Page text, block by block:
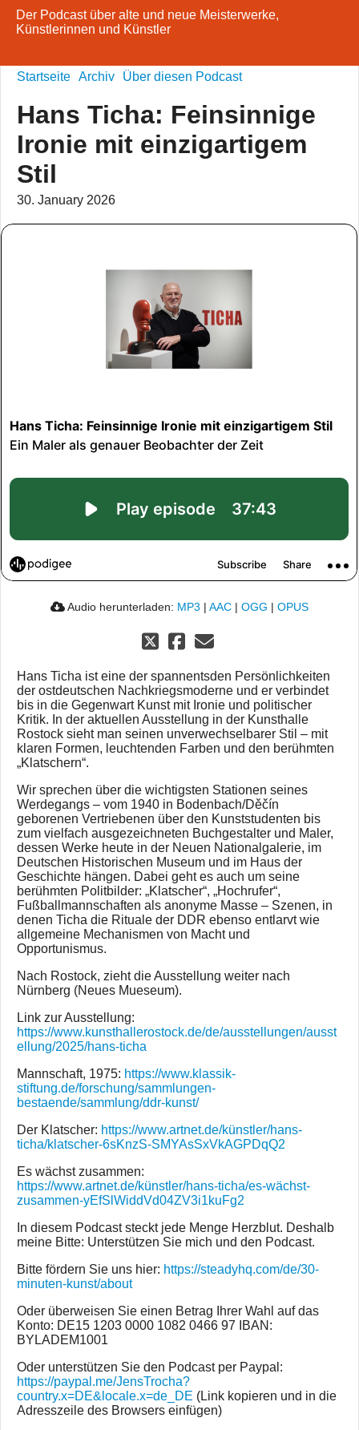
Der Podcast über alte und neue Meisterwerke,
Künstlerinnen und Künstler
Startseite Archiv Über diesen Podcast
Hans Ticha: Feinsinnige
Ironie mit einzigartigem
Stil
30. January 2026
Audio herunterladen: MP3 | AAC | OGG | OPUS
Hans Ticha ist eine der spannentsden Persönlichkeiten
der ostdeutschen Nachkriegsmoderne und er verbindet
bis in die Gegenwart Kunst mit Ironie und politischer
Kritik. In der aktuellen Ausstellung in der Kunsthalle
Rostock sieht man seinen unverwechselbarer Stil – mit
klaren Formen, leuchtenden Farben und den berühmten
„Klatschern“.
Wir sprechen über die wichtigsten Stationen seines
Werdegangs – vom 1940 in Bodenbach/Děčín
geborenen Vertriebenen über den Kunststudenten bis
zum vielfach ausgezeichneten Buchgestalter und Maler,
dessen Werke heute in der Neuen Nationalgalerie, im
Deutschen Historischen Museum und im Haus der
Geschichte hängen. Dabei geht es auch um seine
berühmten Politbilder: „Klatscher“, „Hochrufer“,
Fußballmannschaften als anonyme Masse – Szenen, in
denen Ticha die Rituale der DDR ebenso entlarvt wie
allgemeine Mechanismen von Macht und
Opportunismus.
Nach Rostock, zieht die Ausstellung weiter nach
Nürnberg (Neues Mueseum).
Link zur Ausstellung:
https://www.kunsthallerostock.de/de/ausstellungen/ausst
ellung/2025/hans-ticha
Mannschaft, 1975: https://www.klassik-
stiftung.de/forschung/sammlungen-
bestaende/sammlung/ddr-kunst/
Der Klatscher: https://www.artnet.de/künstler/hans-
ticha/klatscher-6sKnzS-SMYAsSxVkAGPDqQ2
Es wächst zusammen:
https://www.artnet.de/künstler/hans-ticha/es-wächst-
zusammen-yEfSlWiddVd04ZV3i1kuFg2
In diesem Podcast steckt jede Menge Herzblut. Deshalb
meine Bitte: Unterstützen Sie mich und den Podcast.
Bitte fördern Sie uns hier: https://steadyhq.com/de/30-
minuten-kunst/about
Oder überweisen Sie einen Betrag Ihrer Wahl auf das
Konto: DE15 1203 0000 1082 0466 97 IBAN:
BYLADEM1001
Oder unterstützen Sie den Podcast per Paypal:
https://paypal.me/JensTrocha?
country.x=DE&locale.x=de_DE (Link kopieren und in die
Adresszeile des Browsers einfügen)